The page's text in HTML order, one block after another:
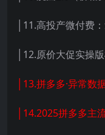
│11.高投产微付费
│12.原价大促实操
│13.拼多多·异常数
│14.2025拼多多主